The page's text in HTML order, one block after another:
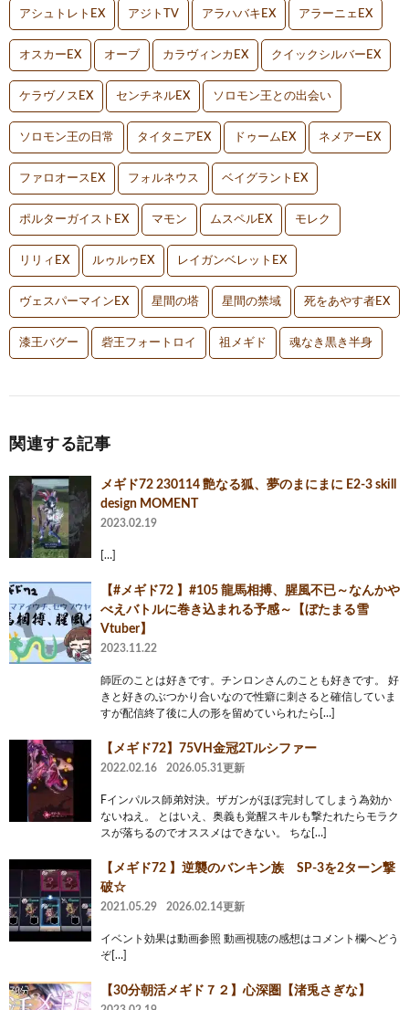
アシュトレトEX アジトTV アラハバキEX アラーニェEX
オスカーEX オーブ カラヴィンカEX クイックシルバーEX
ケラヴノスEX センチネルEX ソロモン王との出会い
ソロモン王の日常 タイタニアEX ドゥームEX ネメアーEX
ファロオースEX フォルネウス ベイグラントEX
ポルターガイストEX マモン ムスペルEX モレク
リリィEX ルゥルゥEX レイガンベレットEX
ヴェスパーマインEX 星間の塔 星間の禁域 死をあやす者EX
漆王バグー 砦王フォートロイ 祖メギド 魂なき黒き半身
関連する記事
メギド72 230114 艶なる狐、夢のまにまに E2-3 skill
design MOMENT
2023.02.19
[…]
【#メギド72 】#105 龍馬相搏、腥風不已～なんかや
べえバトルに巻き込まれる予感～【ぼたまる雪
Vtuber】
2023.11.22
師匠のことは好きです。チンロンさんのことも好きです。 好
きと好きのぶつかり合いなので性癖に刺さると確信していま
すが配信終了後に人の形を留めていられたら[…]
【メギド72】75VH金冠2Tルシファー
2022.02.16 2026.05.31更新
Fインパルス師弟対決。ザガンがほぼ完封してしまう為効か
ないねえ。 とはいえ、奥義も覚醒スキルも撃たれたらモラク
スが落ちるのでオススメはできない。 ちな[…]
【メギド72 】逆襲のバンキン族 SP-3を2ターン撃
破☆
2021.05.29 2026.02.14更新
イベント効果は動画参照 動画視聴の感想はコメント欄へどう
ぞ[…]
【30分朝活メギド７２】心深圏【渚兎さぎな】